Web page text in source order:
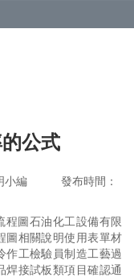
公式
小編 發布時間：
程圖石油化工設備有限
圖相關說明使用表單材
作工檢驗員制造工藝過
焊接試板類項目確認通